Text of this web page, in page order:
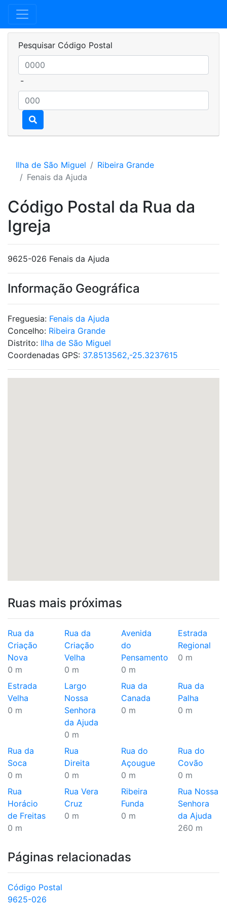
Pesquisar Código Postal
-
Ilha de São Miguel
Ribeira Grande
Fenais da Ajuda
Código Postal da Rua da
Igreja
9625-026 Fenais da Ajuda
Informação Geográfica
Freguesia: Fenais da Ajuda
Concelho: Ribeira Grande
Distrito: Ilha de São Miguel
Coordenadas GPS: 37.8513562,-25.3237615
Ruas mais próximas
Rua da
Criação
Nova
0 m
Rua da
Criação
Velha
0 m
Avenida
do
Pensamento
0 m
Estrada
Regional
0 m
Estrada
Velha
0 m
Largo
Nossa
Senhora
da Ajuda
0 m
Rua da
Canada
0 m
Rua da
Palha
0 m
Rua da
Soca
0 m
Rua
Direita
0 m
Rua do
Açougue
0 m
Rua do
Covão
0 m
Rua
Horácio
de Freitas
0 m
Rua Vera
Cruz
0 m
Ribeira
Funda
0 m
Rua Nossa
Senhora
da Ajuda
260 m
Páginas relacionadas
Código Postal
9625-026